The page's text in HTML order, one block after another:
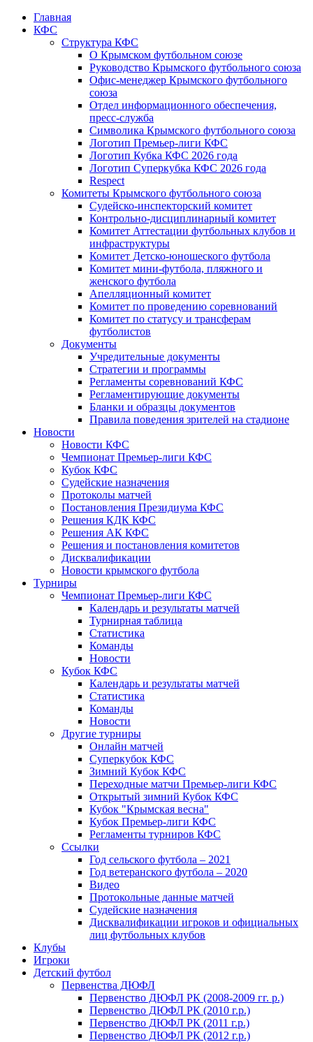
Главная
КФС
Структура КФС
О Крымском футбольном союзе
Руководство Крымского футбольного союза
Офис-менеджер Крымского футбольного
союза
Отдел информационного обеспечения,
пресс-служба
Символика Крымского футбольного союза
Логотип Премьер-лиги КФС
Логотип Кубка КФС 2026 года
Логотип Суперкубка КФС 2026 года
Respect
Комитеты Крымского футбольного союза
Судейско-инспекторский комитет
Контрольно-дисциплинарный комитет
Комитет Аттестации футбольных клубов и
инфраструктуры
Комитет Детско-юношеского футбола
Комитет мини-футбола, пляжного и
женского футбола
Апелляционный комитет
Комитет по проведению соревнований
Комитет по статусу и трансферам
футболистов
Документы
Учредительные документы
Стратегии и программы
Регламенты соревнований КФС
Регламентирующие документы
Бланки и образцы документов
Правила поведения зрителей на стадионе
Новости
Новости КФС
Чемпионат Премьер-лиги КФС
Кубок КФС
Судейские назначения
Протоколы матчей
Постановления Президиума КФС
Решения КДК КФС
Решения АК КФС
Решения и постановления комитетов
Дисквалификации
Новости крымского футбола
Турниры
Чемпионат Премьер-лиги КФС
Календарь и результаты матчей
Турнирная таблица
Статистика
Команды
Новости
Кубок КФС
Календарь и результаты матчей
Статистика
Команды
Новости
Другие турниры
Онлайн матчей
Суперкубок КФС
Зимний Кубок КФС
Переходные матчи Премьер-лиги КФС
Открытый зимний Кубок КФС
Кубок "Крымская весна"
Кубок Премьер-лиги КФС
Регламенты турниров КФС
Ссылки
Год сельского футбола – 2021
Год ветеранского футбола – 2020
Видео
Протокольные данные матчей
Судейские назначения
Дисквалификации игроков и официальных
лиц футбольных клубов
Клубы
Игроки
Детский футбол
Первенства ДЮФЛ
Первенство ДЮФЛ РК (2008-2009 гг. р.)
Первенство ДЮФЛ РК (2010 г.р.)
Первенство ДЮФЛ РК (2011 г.р.)
Первенство ДЮФЛ РК (2012 г.р.)